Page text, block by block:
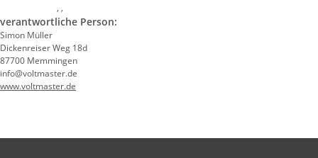
, ,
verantwortliche Person:
Simon Müller
Dickenreiser Weg 18d
87700 Memmingen
info@voltmaster.de
www.voltmaster.de